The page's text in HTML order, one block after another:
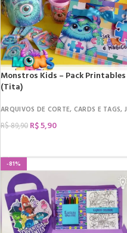
Monstros Kids – Pack Printables
(Tita)
ARQUIVOS DE CORTE, CARDS E TAGS, JOGOS
R$89,90 R$5,90
-81%